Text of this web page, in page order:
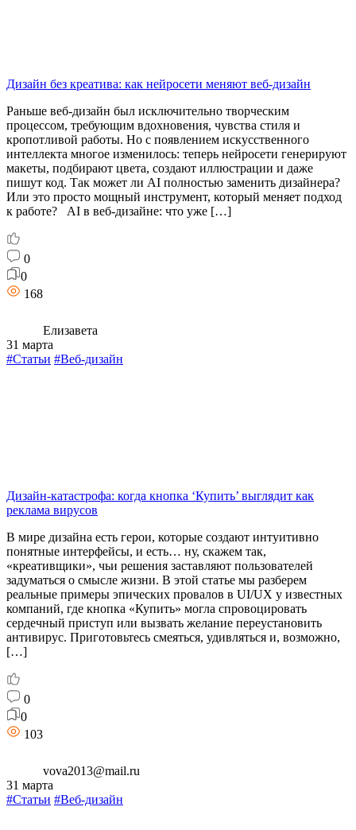
Дизайн без креатива: как нейросети меняют веб-дизайн
Раньше веб-дизайн был исключительно творческим
процессом, требующим вдохновения, чувства стиля и
кропотливой работы. Но с появлением искусственного
интеллекта многое изменилось: теперь нейросети генерируют
макеты, подбирают цвета, создают иллюстрации и даже
пишут код. Так может ли AI полностью заменить дизайнера?
Или это просто мощный инструмент, который меняет подход
к работе? AI в веб-дизайне: что уже […]
0
0
168
Елизавета
31 марта
#Статьи #Веб-дизайн
Дизайн-катастрофа: когда кнопка ‘Купить’ выглядит как
реклама вирусов
В мире дизайна есть герои, которые создают интуитивно
понятные интерфейсы, и есть… ну, скажем так,
«креативщики», чьи решения заставляют пользователей
задуматься о смысле жизни. В этой статье мы разберем
реальные примеры эпических провалов в UI/UX у известных
компаний, где кнопка «Купить» могла спровоцировать
сердечный приступ или вызвать желание переустановить
антивирус. Приготовьтесь смеяться, удивляться и, возможно,
[…]
0
0
103
vova2013@mail.ru
31 марта
#Статьи #Веб-дизайн